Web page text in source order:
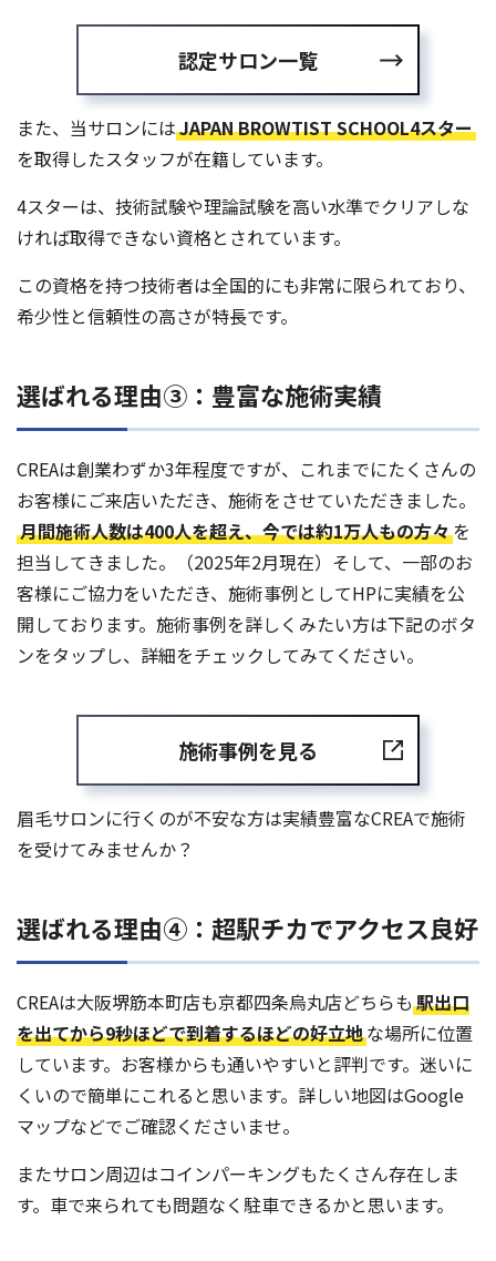
認定サロン一覧
また、当サロンにはJAPAN BROWTIST SCHOOL4スター
を取得したスタッフが在籍しています。
4スターは、技術試験や理論試験を高い水準でクリアしな
ければ取得できない資格とされています。
この資格を持つ技術者は全国的にも非常に限られており、
希少性と信頼性の高さが特長です。
選ばれる理由③：豊富な施術実績
CREAは創業わずか3年程度ですが、これまでにたくさんの
お客様にご来店いただき、施術をさせていただきました。
月間施術人数は400人を超え、今では約1万人もの方々を
担当してきました。（2025年2月現在）そして、一部のお
客様にご協力をいただき、施術事例としてHPに実績を公
開しております。施術事例を詳しくみたい方は下記のボタ
ンをタップし、詳細をチェックしてみてください。
施術事例を見る
眉毛サロンに行くのが不安な方は実績豊富なCREAで施術
を受けてみませんか？
選ばれる理由④：超駅チカでアクセス良好
CREAは大阪堺筋本町店も京都四条烏丸店どちらも 駅出口
を出てから9秒ほどで到着するほどの好立地な場所に位置
しています。お客様からも通いやすいと評判です。迷いに
くいので簡単にこれると思います。詳しい地図はGoogle
マップなどでご確認くださいませ。
またサロン周辺はコインパーキングもたくさん存在しま
す。車で来られても問題なく駐車できるかと思います。